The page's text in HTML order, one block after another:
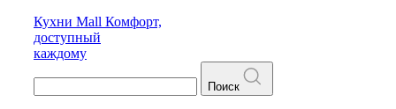
Кухни Mall Комфорт,
доступный
каждому
Поиск